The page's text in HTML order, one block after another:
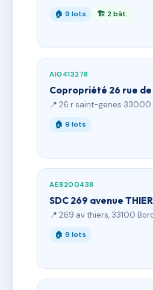
🏠 9 lots 🏗 2 bât.
AI0413278
Copropriété 26 rue de
📍 26 r saint-genes 33000
🏠 9 lots
AE8200438
SDC 269 avenue
📍 269 av thiers, 33100
🏠 9 lots